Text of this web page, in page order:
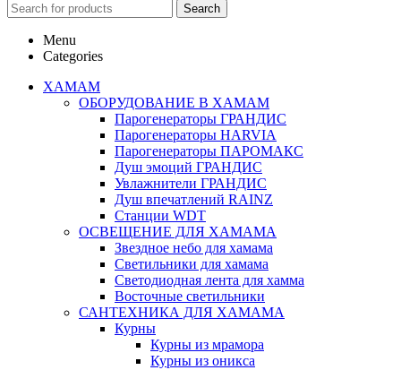
Search
Menu
Categories
ХАМАМ
ОБОРУДОВАНИЕ В ХАМАМ
Парогенераторы ГРАНДИС
Парогенераторы HARVIA
Парогенераторы ПАРОМАКС
Душ эмоций ГРАНДИС
Увлажнители ГРАНДИС
Душ впечатлений RAINZ
Станции WDT
ОСВЕЩЕНИЕ ДЛЯ ХАМАМА
Звездное небо для хамама
Светильники для хамама
Светодиодная лента для хамма
Восточные светильники
САНТЕХНИКА ДЛЯ ХАМАМА
Курны
Курны из мрамора
Курны из оникса